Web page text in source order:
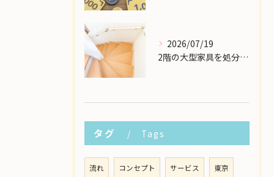
2026/07/19
2階の大型家具を処分したい！狭い階段から安全に下ろす方法
タグ Tags
流れ コンセプト サービス 東京